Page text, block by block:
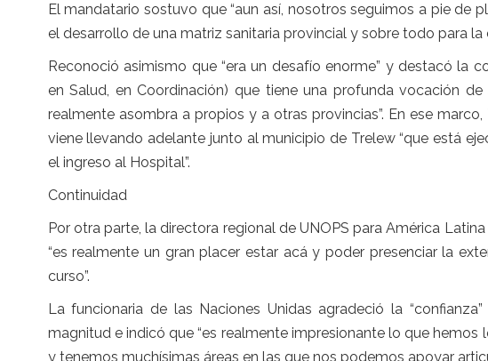
El mandatario sostuvo que “aun así, nosotros seguimos a pie de
el desarrollo de una matriz sanitaria provincial y sobre todo para la
Reconoció asimismo que “era un desafío enorme” y destacó la
en Salud, en Coordinación) que tiene una profunda vocación
realmente asombra a propios y a otras provincias”. En ese
viene llevando adelante junto al municipio de Trelew “que está
el ingreso al Hospital”.
Continuidad
Por otra parte, la directora regional de UNOPS para América
“es realmente un gran placer estar acá y poder presenciar la
curso”.
La funcionaria de las Naciones Unidas agradeció la
magnitud e indicó que “es realmente impresionante lo que
y tenemos muchísimas áreas en las que nos podemos apoyar